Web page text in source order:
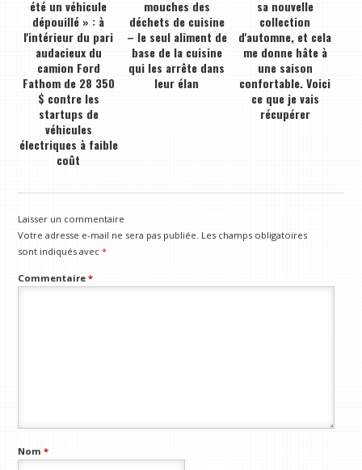
été un véhicule
dépouillé » : à
l'intérieur du pari
audacieux du
camion Ford
Fathom de 28 350
$ contre les
startups de
véhicules
électriques à faible
coût
mouches des
déchets de cuisine
– le seul aliment de
base de la cuisine
qui les arrête dans
leur élan
sa nouvelle
collection
d'automne, et cela
me donne hâte à
une saison
confortable. Voici
ce que je vais
récupérer
Laisser un commentaire
Votre adresse e-mail ne sera pas publiée. Les champs obligatoires
sont indiqués avec*
Commentaire*
Nom*